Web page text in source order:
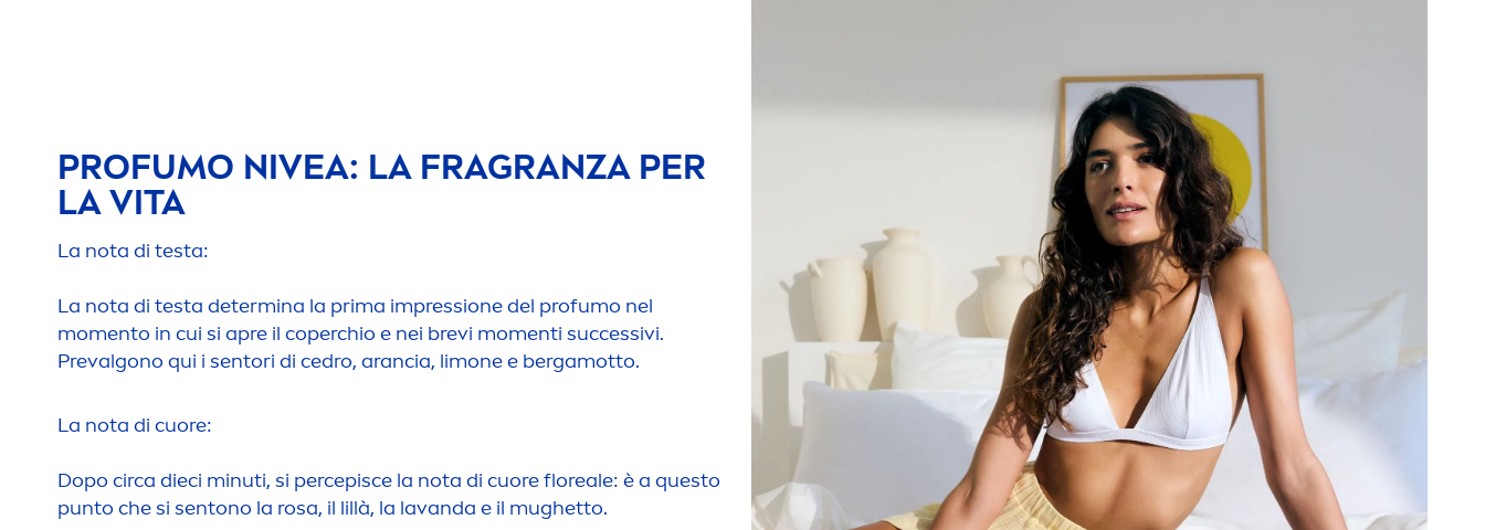
PROFUMO NIVEA: LA FRAGRANZA PER
LA VITA
La nota di testa:
La nota di testa determina la prima impressione del profumo nel
momento in cui si apre il coperchio e nei brevi momenti successivi.
Prevalgono qui i sentori di cedro, arancia, limone e bergamotto.
La nota di cuore:
Dopo circa dieci minuti, si percepisce la nota di cuore floreale: è a questo
punto che si sentono la rosa, il lillà, la lavanda e il mughetto.